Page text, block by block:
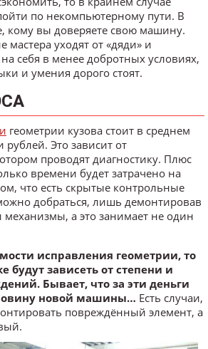
по некомпьютерному пути. В
кому вы доверяете свою машину.
мастера уходят от «дяди» и
себя в менее добротных условиях,
и умения дорого стоят.
геометрии кузова стоит в среднем
рублей. Это зависит от
проводят диагностику. Плюс
времени будет затрачено на
что есть скрытые контрольные
добраться, лишь демонтировав
механизмы, а это занимает не один
исправления геометрии, то
будут зависеть от степени и
Бывает, что за эти деньги
новой машины… Есть случаи,
повреждённый элемент, а